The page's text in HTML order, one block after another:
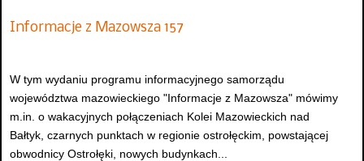
Informacje z Mazowsza 157
W tym wydaniu programu informacyjnego samorządu
województwa mazowieckiego "Informacje z Mazowsza" mówimy
m.in. o wakacyjnych połączeniach Kolei Mazowieckich nad
Bałtyk, czarnych punktach w regionie ostrołęckim, powstającej
obwodnicy Ostrołęki, nowych budynkach...